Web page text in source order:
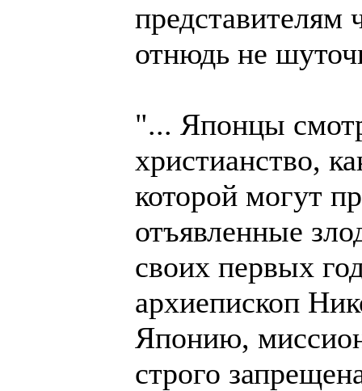
отнюдь не
"... Японцы
христианство,
которой могут
отъявленные
своих первых
архиепископ
Японию,
строго